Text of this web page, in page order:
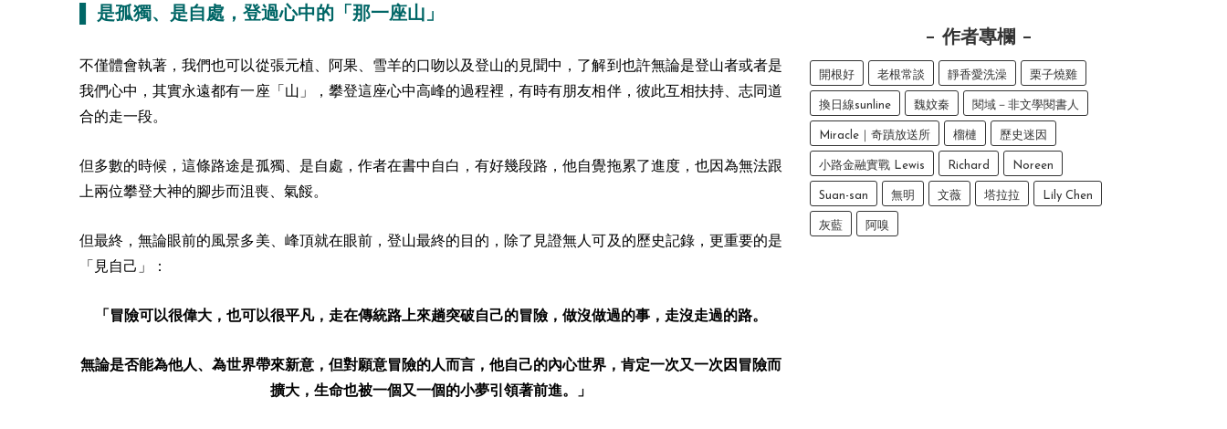
▌ 是孤獨、是自處，登過心中的「那一座山」
不僅體會執著，我們也可以從張元植、阿果、雪羊的口吻以及登山的見聞中，了解到也許無論是登山者或者是
我們心中，其實永遠都有一座「山」，攀登這座心中高峰的過程裡，有時有朋友相伴，彼此互相扶持、志同道
合的走一段。
但多數的時候，這條路途是孤獨、是自處，作者在書中自白，有好幾段路，他自覺拖累了進度，也因為無法跟
上兩位攀登大神的腳步而沮喪、氣餒。
但最終，無論眼前的風景多美、峰頂就在眼前，登山最終的目的，除了見證無人可及的歷史記錄，更重要的是
「見自己」：
「冒險可以很偉大，也可以很平凡，走在傳統路上來趟突破自己的冒險，做沒做過的事，走沒走過的路。
無論是否能為他人、為世界帶來新意，但對願意冒險的人而言，他自己的內心世界，肯定一次又一次因冒險而
擴大，生命也被一個又一個的小夢引領著前進。」
作者專欄
開根好 老根常談 靜香愛洗澡 栗子燒雞
換日線sunline 魏妏秦 閱域－非文學閱書人
Miracle｜奇蹟放送所 榴槤 歷史迷因
小路金融實戰 Lewis Richard Noreen
Suan-san 無明 文薇 塔拉拉 Lily Chen
灰藍 阿嗅